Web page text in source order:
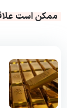
ممکن است